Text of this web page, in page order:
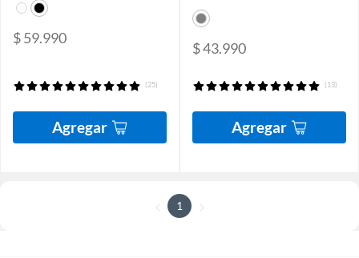
$ 59.990
(25)
Agregar
$ 43.990
(13)
Agregar
1